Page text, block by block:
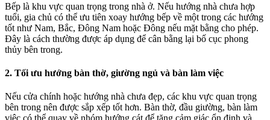
Bếp là khu vực quan trọng trong nhà ở. Nếu hướng nhà chưa hợp
tuổi, gia chủ có thể ưu tiên xoay hướng bếp về một trong các hướng
tốt như Nam, Bắc, Đông Nam hoặc Đông nếu mặt bằng cho phép.
Đây là cách thường được áp dụng để cân bằng lại bố cục phong
thủy bên trong.
2. Tối ưu hướng bàn thờ, giường ngủ và bàn làm việc
Nếu cửa chính hoặc hướng nhà chưa đẹp, các khu vực quan trọng
bên trong nên được sắp xếp tốt hơn. Bàn thờ, đầu giường, bàn làm